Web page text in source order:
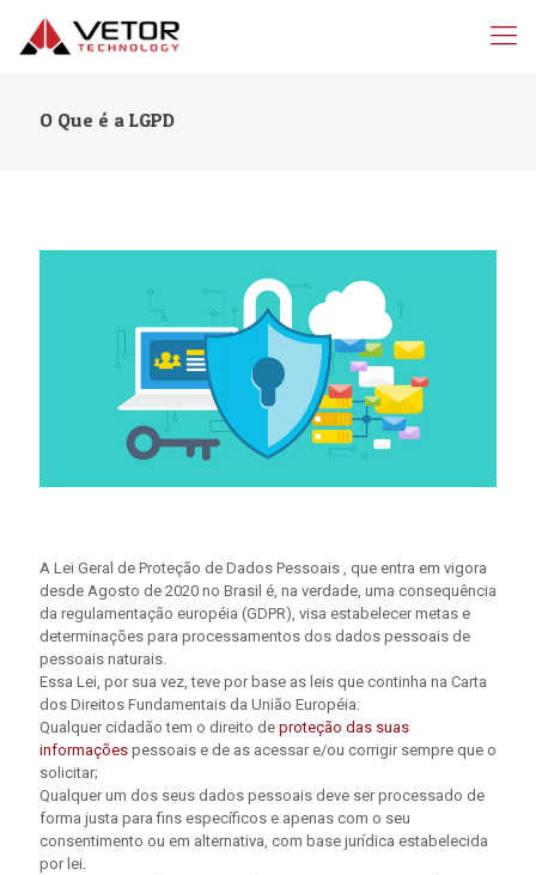
O Que é a LGPD
A Lei Geral de Proteção de Dados Pessoais , que entra em vigora
desde Agosto de 2020 no Brasil é, na verdade, uma consequência
da regulamentação européia (GDPR), visa estabelecer metas e
determinações para processamentos dos dados pessoais de
pessoais naturais.
Essa Lei, por sua vez, teve por base as leis que continha na Carta
dos Direitos Fundamentais da União Européia:
Qualquer cidadão tem o direito de proteção das suas
informações pessoais e de as acessar e/ou corrigir sempre que o
solicitar;
Qualquer um dos seus dados pessoais deve ser processado de
forma justa para fins específicos e apenas com o seu
consentimento ou em alternativa, com base jurídica estabelecida
por lei.